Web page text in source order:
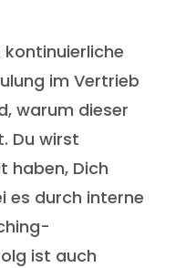
kontinuierliche
im Vertrieb
warum dieser
Du wirst
haben, Dich
es durch interne
ist auch